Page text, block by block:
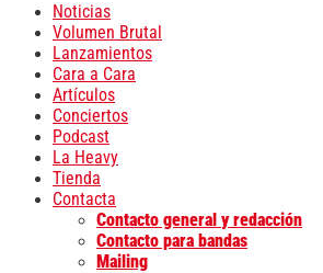
Noticias
Volumen Brutal
Lanzamientos
Cara a Cara
Artículos
Conciertos
Podcast
La Heavy
Tienda
Contacta
Contacto general y redacción
Contacto para bandas
Mailing